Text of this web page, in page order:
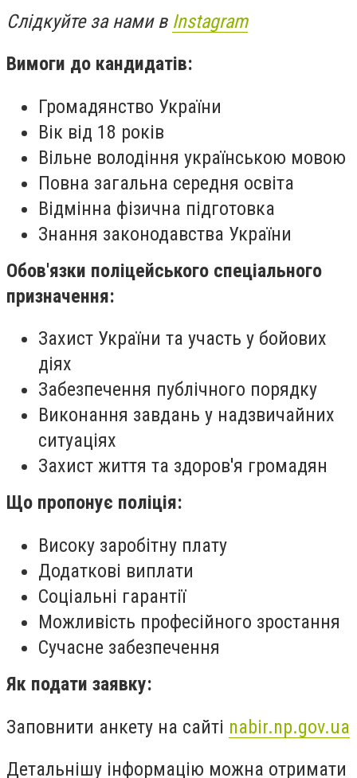
Слідкуйте за нами в Instagram
Вимоги до кандидатів:
Громадянство України
Вік від 18 років
Вільне володіння українською мовою
Повна загальна середня освіта
Відмінна фізична підготовка
Знання законодавства України
Обов'язки поліцейського спеціального
призначення:
Захист України та участь у бойових
діях
Забезпечення публічного порядку
Виконання завдань у надзвичайних
ситуаціях
Захист життя та здоров'я громадян
Що пропонує поліція:
Високу заробітну плату
Додаткові виплати
Соціальні гарантії
Можливість професійного зростання
Сучасне забезпечення
Як подати заявку:
Заповнити анкету на сайті nabir.np.gov.ua
Детальнішу інформацію можна отримати